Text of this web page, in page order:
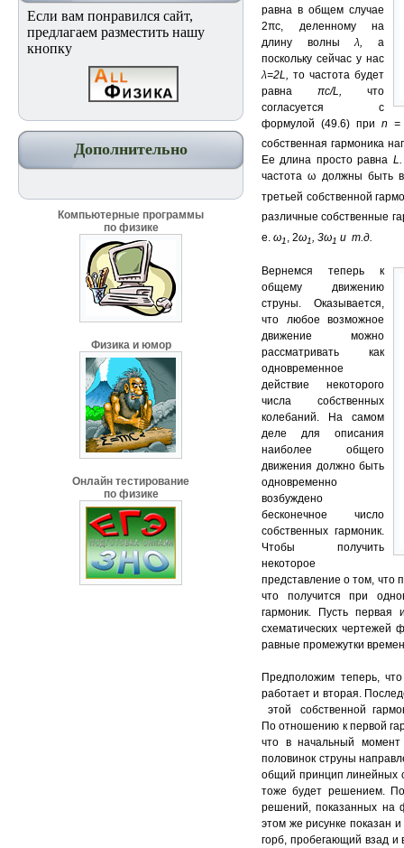
Если вам понравился сайт,
предлагаем разместить нашу
кнопку
Дополнительно
Компьютерные программы
по физике
Физика и юмор
Онлайн тестирование
по физике
равна в общем случае
2πс, деленному на
длину волныλ,а
поскольку сейчас у нас
λ=2L, то частота будет
равна πc/L, что
согласуется с
формулой (49.6) приn =
собственная гармоника
Ее длина просто равна L
частота ω должны быть
третьей собственной
различные собственные
е. ω1 , 2ω1 3ω1 и т.д.
Вернемся теперь к
общему движению
струны. Оказывается,
что любое возможное
движение можно
рассматривать как
одновременное
действие некоторого
числа собственных
колебаний. На самом
деле для описания
наиболее общего
движения должно быть
одновременно
возбуждено
бесконечное число
собственных гармоник.
Чтобы получить
некоторое
представление о том, что
что получится при
гармоник. Пусть первая
схематических чертежей
равные промежутки
Предположим теперь,
работает и вторая.
этой собственной
По отношению к первой
что в начальный момент
половинок струны
общий принцип линейных
тоже будет решением.
решений, показанных на
этом же рисунке показан
горб, пробегающий взад и